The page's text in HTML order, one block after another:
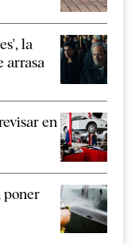
la
arrasa
en
poner